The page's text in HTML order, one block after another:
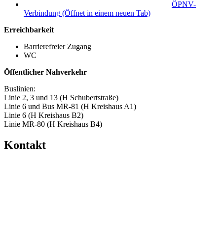
ÖPNV-
Verbindung (Öffnet in einem neuen Tab)
Erreichbarkeit
Barrierefreier Zugang
WC
Öffentlicher Nahverkehr
Buslinien:
Linie 2, 3 und 13 (H Schubertstraße)
Linie 6 und Bus MR-81 (H Kreishaus A1)
Linie 6 (H Kreishaus B2)
Linie MR-80 (H Kreishaus B4)
Kontakt